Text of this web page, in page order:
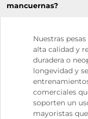
mancuernas?
Nuestras
alta calidad y
duradera o
longevidad y
comerciales
soporten un
mayoristas